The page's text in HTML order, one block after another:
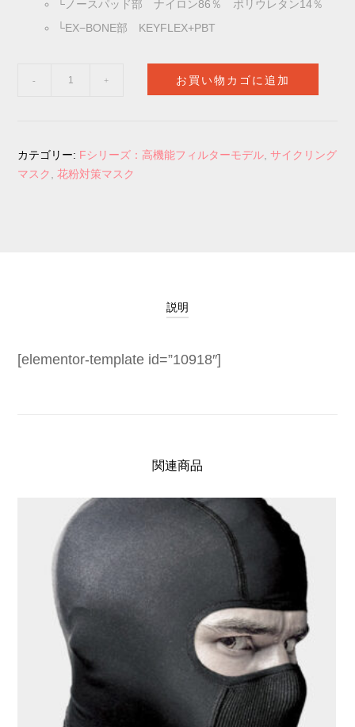
└ノースパッド部 ナイロン86％ ポリウレタン14％
└EX−BONE部 KEYFLEX+PBT
お買い物カゴに追加
カテゴリー: Fシリーズ：高機能フィルターモデル ,サイクリング
マスク
,花粉対策マスク
説明
[elementor-template id=”10918″]
関連商品